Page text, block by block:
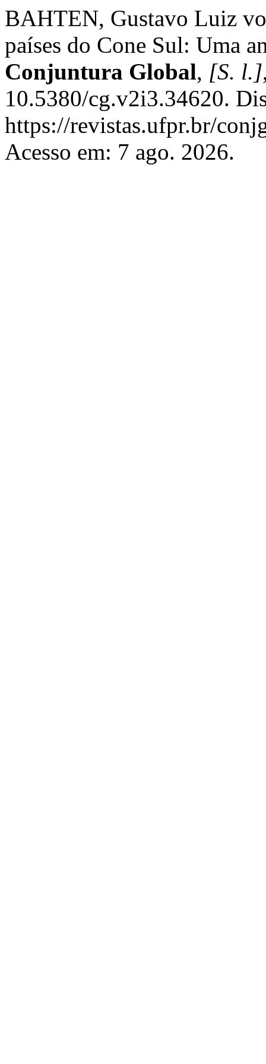
BAHTEN, Gustavo Luiz
países do Cone Sul: Uma
Conjuntura Global, [S. l.]
10.5380/cg.v2i3.34620.
https://revistas.ufpr.br/
Acesso em: 7 ago. 2026.